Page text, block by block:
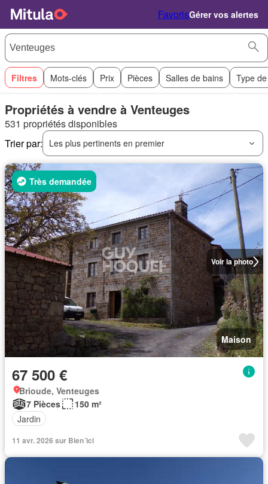
FavorisGérer vos alertes
Filtres Mots-clés Prix Pièces Salles de bains Type
Propriétés à vendre à Venteuges
531 propriétés disponibles
Trier par:
Les plus pertinents en premier
Voir la photo
Très demandée
Maison
67 500 €
Brioude, Venteuges
7 Pièces
150 m²
Jardin
11 avr. 2026 sur Bien´ici